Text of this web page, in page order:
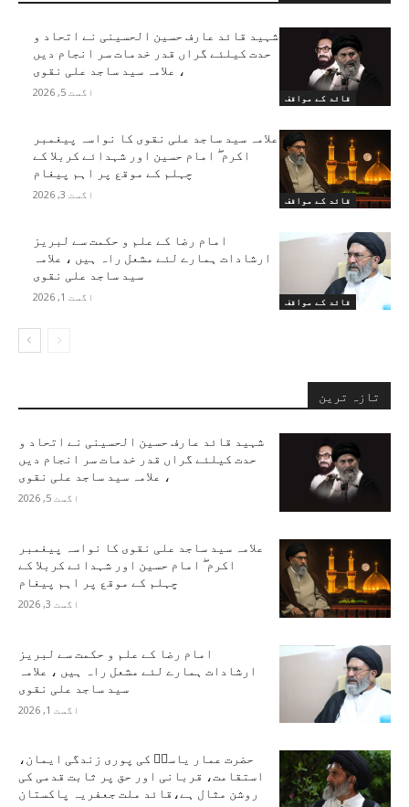
قائد کے مواقف
شہید قائد عارف حسین الحسینی نے اتحاد و
حدت کیلئے گراں قدر خدمات سر انجام دیں
، علامہ سید ساجد علی نقوی
اگست 5, 2026
قائد کے مواقف
علامہ سید ساجد علی نقوی کا نواسہ پیغمبر
اکرم ۖ امام حسین اور شہدائے کربلا کے
چہلم کے موقع پر اہم پیغام
اگست 3, 2026
قائد کے مواقف
امام رضا کے علم و حکمت سے لبریز
ارشادات ہمارے لئے مشعل راہ ہیں ، علامہ
سید ساجد علی نقوی
اگست 1, 2026
تازہ ترین
شہید قائد عارف حسین الحسینی نے اتحاد و
حدت کیلئے گراں قدر خدمات سر انجام دیں
، علامہ سید ساجد علی نقوی
اگست 5, 2026
علامہ سید ساجد علی نقوی کا نواسہ پیغمبر
اکرم ۖ امام حسین اور شہدائے کربلا کے
چہلم کے موقع پر اہم پیغام
اگست 3, 2026
امام رضا کے علم و حکمت سے لبریز
ارشادات ہمارے لئے مشعل راہ ہیں ، علامہ
سید ساجد علی نقوی
اگست 1, 2026
حضرت عمار یاسرؑ کی پوری زندگی ایمان،
استقامت، قربانی اور حق پر ثابت قدمی کی
روشن مثال ہے،قائد ملت جعفریہ پاکستان